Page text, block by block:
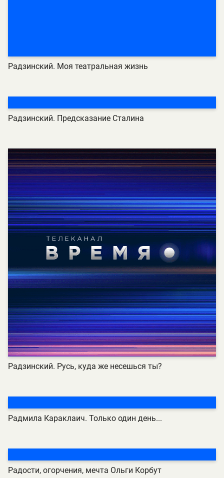
Радзинский. Моя театральная жизнь
Радзинский. Предсказание Сталина
Радзинский. Русь, куда же несешься ты?
Радмила Караклаич. Только один день...
Радости, огорчения, мечта Ольги Корбут